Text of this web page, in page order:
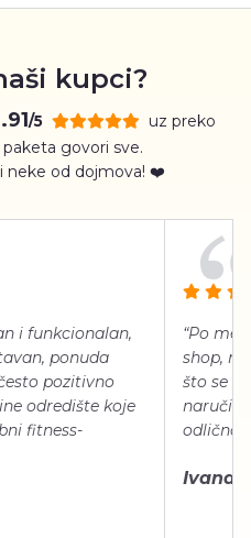
kupci?
/5
uz preko
govori sve.
neke od dojmova! ❤️
i funkcionalan,
ponuda
pozitivno
odredište koje
fitness-
“Po
shop,
što se
naručiti,
odlično
Ivana